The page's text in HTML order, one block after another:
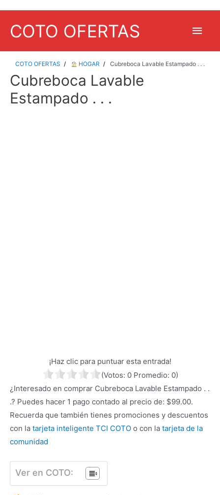
COTO OFERTAS
COTO OFERTAS HOGAR Cubreboca Lavable Estampado . . .
Cubreboca Lavable
Estampado . . .
¡Haz clic para puntuar esta entrada!
(Votos: 0Promedio: 0)
¿Interesado en comprar Cubreboca Lavable Estampado . .
.? Puedes hacer 1 pago contado al precio de: $99.00.
Recuerda que también tienes promociones y descuentos
con la tarjeta inteligente TCI COTO o con la tarjeta de la
comunidad
Ver en COTO: